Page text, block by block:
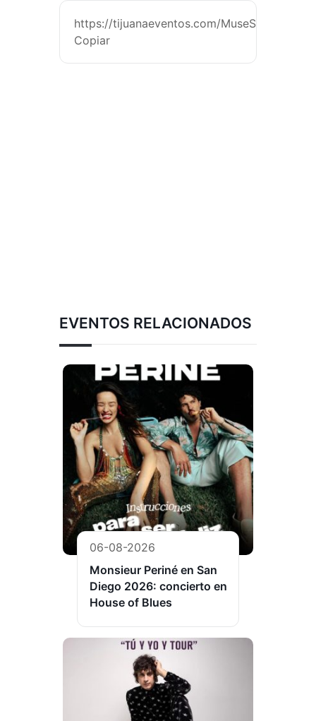
https://tijuanaeventos.com/MuseSanDiego26
Copiar
EVENTOS RELACIONADOS
06-08-2026
Monsieur Periné en San
Diego 2026: concierto en
House of Blues